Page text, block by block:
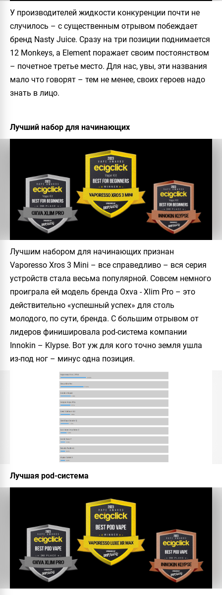
У производителей жидкости конкуренции почти не
случилось – с существенным отрывом побеждает
бренд Nasty Juice. Сразу на три позиции поднимается
12 Monkeys, а Element поражает своим постоянством
– почетное третье место. Для нас, увы, эти названия
мало что говорят – тем не менее, своих героев надо
знать в лицо.
Лучший набор для начинающих
Лучшим набором для начинающих признан
Vaporesso Xros 3 Mini – все справедливо – вся серия
устройств стала весьма популярной. Совсем немного
проиграла ей модель бренда Oxva - Xlim Pro – это
действительно «успешный успех» для столь
молодого, по сути, бренда. С большим отрывом от
лидеров финишировала pod-система компании
Innokin – Klypse. Вот уж для кого точно земля ушла
из-под ног – минус одна позиция.
Лучшая pod-система